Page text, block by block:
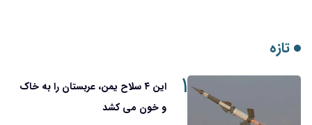
تازه
۱
این ۴ سلاح یمن، عربستان را به خاک
و خون می کشد